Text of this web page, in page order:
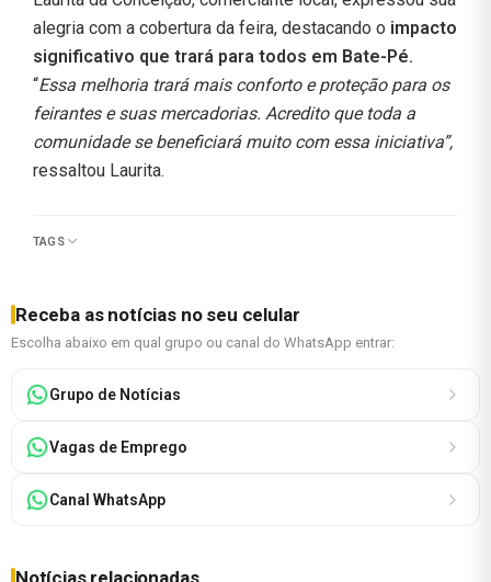
alegria com a cobertura da feira, destacando o impacto
significativo que trará para todos em Bate-Pé.
“Essa melhoria trará mais conforto e proteção para os
feirantes e suas mercadorias. Acredito que toda a
comunidade se beneficiará muito com essa iniciativa”,
ressaltou Laurita.
TAGS
Receba as notícias no seu celular
Escolha abaixo em qual grupo ou canal do WhatsApp entrar:
Grupo de Notícias
Vagas de Emprego
Canal WhatsApp
Notícias relacionadas